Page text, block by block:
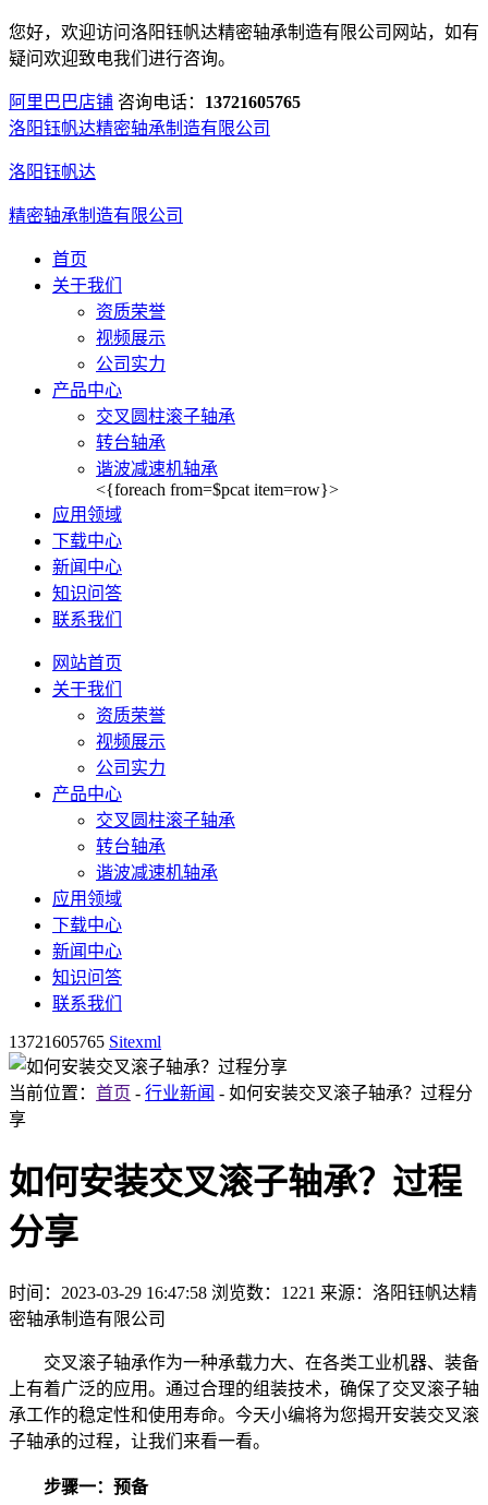
您好，欢迎访问洛阳钰帆达精密轴承制造有限公司网站，如有
疑问欢迎致电我们进行咨询。
阿里巴巴店铺 咨询电话： 13721605765
洛阳钰帆达精密轴承制造有限公司
洛阳钰帆达
精密轴承制造有限公司
首页
关于我们
资质荣誉
视频展示
公司实力
产品中心
交叉圆柱滚子轴承
转台轴承
谐波减速机轴承
<{foreach from=$pcat item=row}>
应用领域
下载中心
新闻中心
知识问答
联系我们
网站首页
关于我们
资质荣誉
视频展示
公司实力
产品中心
交叉圆柱滚子轴承
转台轴承
谐波减速机轴承
应用领域
下载中心
新闻中心
知识问答
联系我们
13721605765 Sitexml
当前位置： 首页 - 行业新闻 - 如何安装交叉滚子轴承？过程分
享
如何安装交叉滚子轴承？过程
分享
时间：2023-03-29 16:47:58 浏览数：1221 来源：洛阳钰帆达精
密轴承制造有限公司
交叉滚子轴承作为一种承载力大、在各类工业机器、装备
上有着广泛的应用。通过合理的组装技术，确保了交叉滚子轴
承工作的稳定性和使用寿命。今天小编将为您揭开安装交叉滚
子轴承的过程，让我们来看一看。
步骤一：预备